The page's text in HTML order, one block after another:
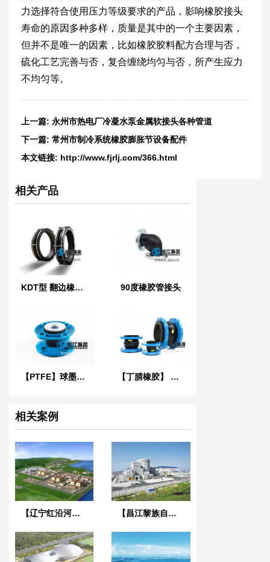
力选择符合使用压力等级要求的产品，影响橡胶接头
寿命的原因多种多样，质量是其中的一个主要因素，
但并不是唯一的因素，比如橡胶胶料配方合理与否，
硫化工艺完善与否，复合缠绕均匀与否，所产生应力
不均匀等。
上一篇: 永州市热电厂冷凝水泵金属软接头各种管道
下一篇: 常州市制冷系统橡胶膨胀节设备配件
本文链接: http://www.fjrlj.com/366.html
相关产品
KDT型 翻边橡胶接头 90度橡胶管接头
【PTFE】球墨法兰四氟橡胶接头“适用于航空煤油” 【丁腈橡胶】 LO型NBR液压耐油橡胶接头
相关案例
【辽宁红沿河核电站】可曲挠橡胶接头 【昌江黎族自治区海南核电项目】橡胶膨胀节合同